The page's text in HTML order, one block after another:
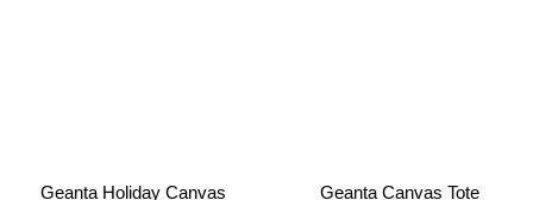
Geanta Holiday Canvas Geanta Canvas Tote